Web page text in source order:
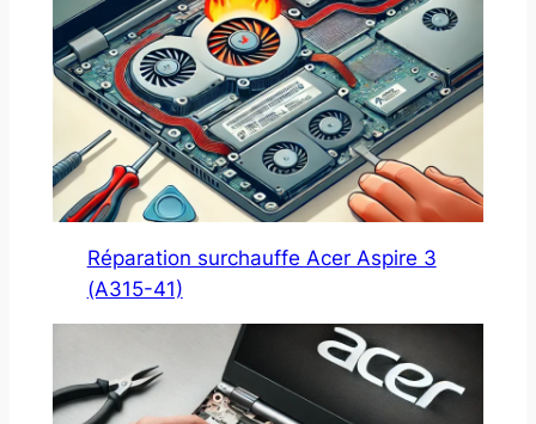
Réparation surchauffe Acer Aspire 3
(A315-41)